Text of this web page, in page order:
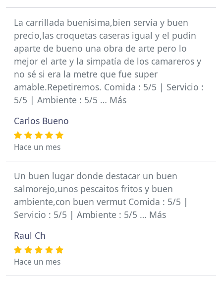
La carrillada buenísima,bien servía y buen
precio,las croquetas caseras igual y el pudin
aparte de bueno una obra de arte pero lo
mejor el arte y la simpatía de los camareros y
no sé si era la metre que fue super
amable.Repetiremos. Comida : 5/5 | Servicio :
5/5 | Ambiente : 5/5 … Más
Carlos Bueno
Hace un mes
Un buen lugar donde destacar un buen
salmorejo,unos pescaitos fritos y buen
ambiente,con buen vermut Comida : 5/5 |
Servicio : 5/5 | Ambiente : 5/5 … Más
Raul Ch
Hace un mes